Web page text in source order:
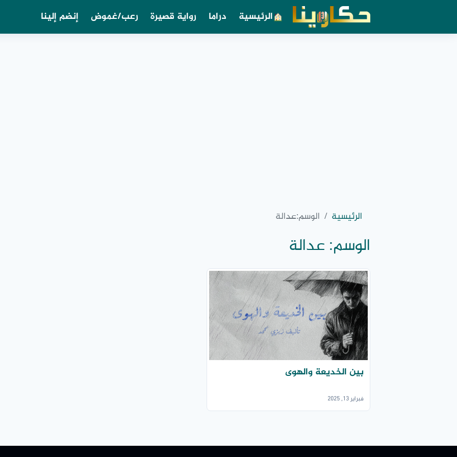
الرئيسية دراما رواية قصيرة رعب/غموض إنضم إلينا
الرئيسية الوسم:عدالة
الوسم: عدالة
بين الخديعة والهوى
فبراير 13, 2025